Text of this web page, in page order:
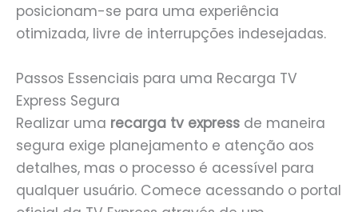
posicionam-se para uma experiência
otimizada, livre de interrupções indesejadas.
Passos Essenciais para uma Recarga TV
Express Segura
Realizar uma recarga tv express de maneira
segura exige planejamento e atenção aos
detalhes, mas o processo é acessível para
qualquer usuário. Comece acessando o portal